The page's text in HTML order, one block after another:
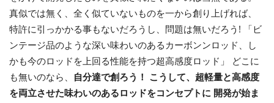
真似では無く、全く似ていないものを一から創り上げれば、
特許に引っかかる事もないだろうし、問題は無いだろう! 「ビ
ンテージ品のような深い味わいのあるカーボンンロッド、し
かも今のロッドを上回る性能を持つ超高感度ロッド」 どこに
も無いのなら、 自分達で創ろう！ こうして、超軽量と高感度
を両立させた味わいのあるロッドをコンセプトに 開発が始ま